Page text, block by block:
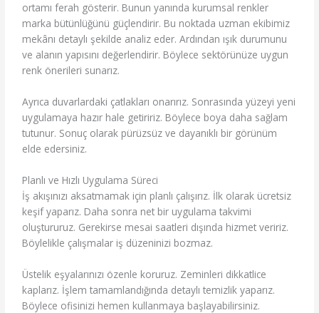
ortamı ferah gösterir. Bunun yanında kurumsal renkler
marka bütünlüğünü güçlendirir. Bu noktada uzman ekibimiz
mekânı detaylı şekilde analiz eder. Ardından ışık durumunu
ve alanın yapısını değerlendirir. Böylece sektörünüze uygun
renk önerileri sunarız.
Ayrıca duvarlardaki çatlakları onarırız. Sonrasında yüzeyi yeni
uygulamaya hazır hale getiririz. Böylece boya daha sağlam
tutunur. Sonuç olarak pürüzsüz ve dayanıklı bir görünüm
elde edersiniz.
Planlı ve Hızlı Uygulama Süreci
İş akışınızı aksatmamak için planlı çalışırız. İlk olarak ücretsiz
keşif yaparız. Daha sonra net bir uygulama takvimi
oluştururuz. Gerekirse mesai saatleri dışında hizmet veririz.
Böylelikle çalışmalar iş düzeninizi bozmaz.
Üstelik eşyalarınızı özenle koruruz. Zeminleri dikkatlice
kaplarız. İşlem tamamlandığında detaylı temizlik yaparız.
Böylece ofisinizi hemen kullanmaya başlayabilirsiniz.